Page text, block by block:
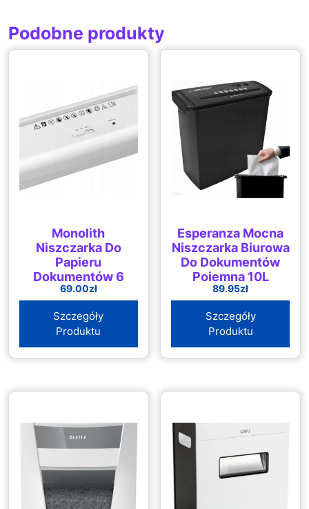
Podobne produkty
Monolith
Niszczarka Do
Papieru
Dokumentów 6
Kartek Nakładka
69.00zł
Szczegóły
Produktu
Esperanza Mocna
Niszczarka Biurowa
Do Dokumentów
Pojemna 10L
89.95zł
Szczegóły
Produktu